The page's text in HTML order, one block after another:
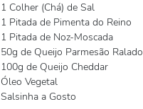
1 Colher (Chá) de Sal
1 Pitada de Pimenta do Reino
1 Pitada de Noz-Moscada
50g de Queijo Parmesão Ralado
100g de Queijo Cheddar
Óleo Vegetal
Salsinha a Gosto